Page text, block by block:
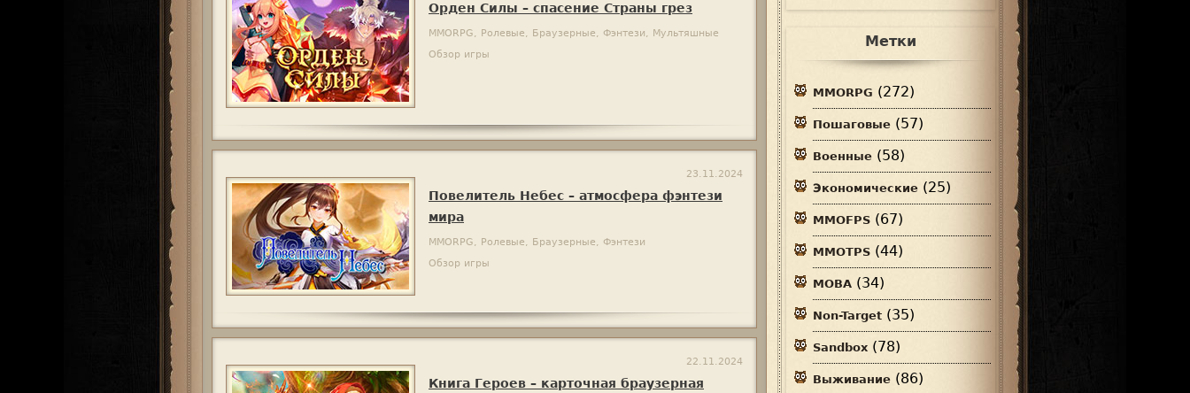
Орден Силы – спасение Страны грез
MMORPG, Ролевые, Браузерные, Фэнтези, Мультяшные
Обзор игры
23.11.2024
Повелитель Небес – атмосфера фэнтези
мира
MMORPG, Ролевые, Браузерные, Фэнтези
Обзор игры
22.11.2024
Книга Героев – карточная браузерная
Метки
MMORPG (272)
Пошаговые (57)
Военные (58)
Экономические (25)
MMOFPS (67)
MMOTPS (44)
MOBA (34)
Non-Target (35)
Sandbox (78)
Выживание (86)